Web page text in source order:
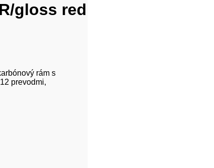
gloss red
rám s
prevodmi,